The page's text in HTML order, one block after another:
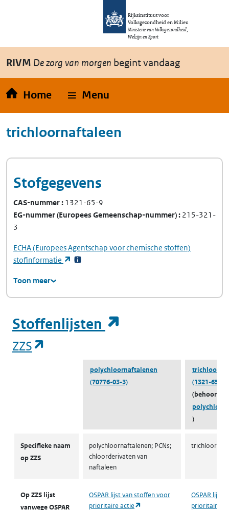
Overslaan en naar de inhoud gaan
Rijksinstituut voor
Volksgezondheid en Milieu
Ministerie van Volksgezondheid,
Welzijn en Sport
RIVM De zorg van morgen begint vandaag
Home Menu
trichloornaftaleen
Stofgegevens
CAS-nummer 1321-65-9
EG-nummer(Europees Gemeenschap-nummer) 215-321-
3
ECHA(Europees Agentschap voor chemische stoffen)
stofinformatie
(opent in een nieuw tabblad)
Toon meer
Stoffenlijsten
ZZS
polychloornaftalenen
(70776-03-3)
(1321-65-9)
(behoort
)
Specifieke naam
op ZZS
polychloornaftalenen; PCNs;
chloorderivaten van
naftaleen
Op ZZS lijst
vanwege OSPAR
OSPAR lijst van stoffen voor
prioritaire actie
(opent in een nieuw tabblad)
OSPAR lijst
prioritaire